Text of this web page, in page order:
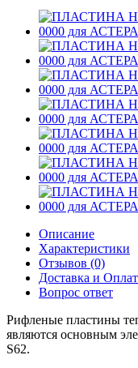
Описание
Характеристики
Отзывов (0)
Доставка и
Вопрос ответ
Рифленые пластины
являются основным
S62.